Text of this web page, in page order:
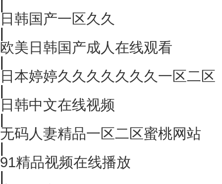
|
日韩国产一区久久
|
欧美日韩国产成人在线观看
|
日本婷婷久久久久久久久一区二区
|
日韩中文在线视频
|
无码人妻精品一区二区蜜桃网站
|
91精品视频在线播放
|